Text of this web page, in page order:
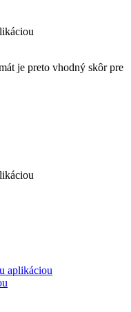
je preto vhodný skôr pre
aplikáciou